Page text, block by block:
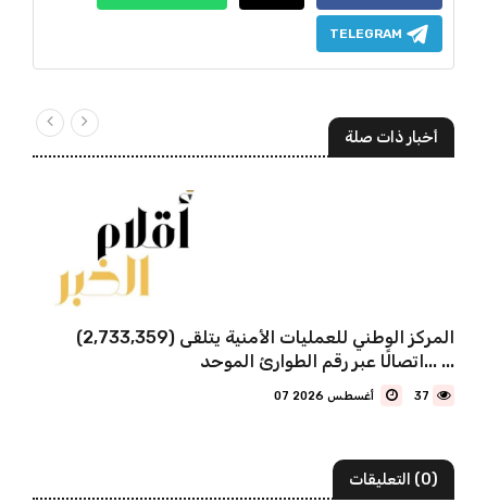
TELEGRAM
أخبار ذات صلة
المركز الوطني للعمليات الأمنية يتلقى (2,733,359)
اتصالًا عبر رقم الطوارئ الموحد... ...
37
(0) التعليقات